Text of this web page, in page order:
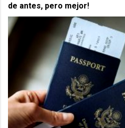
de antes, pero mejor!